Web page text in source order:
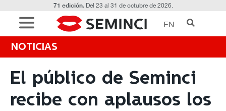
71 edición.Del 23 al 31 de octubre de 2026.
EN
NOTICIAS
El público de Seminci
recibe con aplausos los